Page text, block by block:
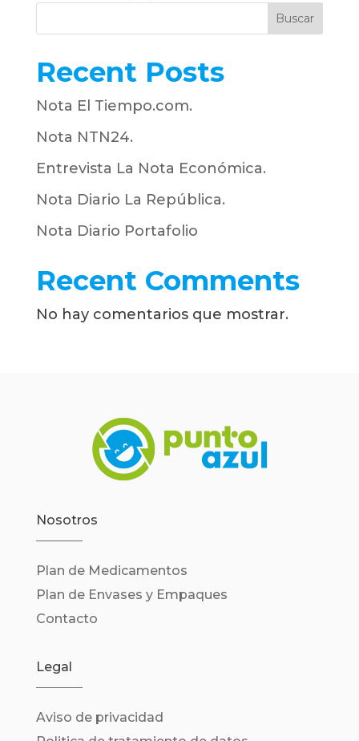
Buscar
Recent Posts
Nota El Tiempo.com.
Nota NTN24.
Entrevista La Nota Económica.
Nota Diario La República.
Nota Diario Portafolio
Recent Comments
No hay comentarios que mostrar.
Nosotros
Plan de Medicamentos
Plan de Envases y Empaques
Contacto
Legal
Aviso de privacidad